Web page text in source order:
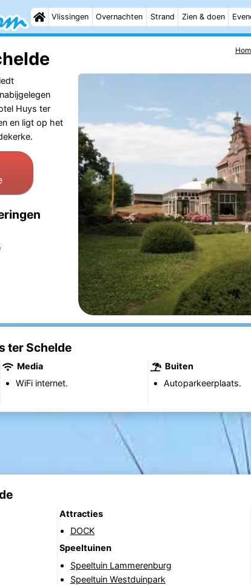
Vlissingen Overnachten Strand Zien & doen
Huys ter
en ligt op het
ter Schelde
Media
WiFi internet.
Buiten
Autoparkeerplaats.
Attracties
DOCK
Speeltuinen
Speeltuin Lammerenburg
Speeltuin Westduinpark